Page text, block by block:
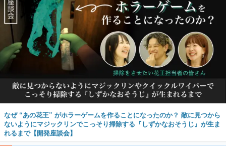
なぜ “あの花王” がホラーゲームを作ることになったのか？ 敵に見つから
ないようにマジックリンでこっそり掃除する『しずかなおそうじ』が生ま
れるまで【開発座談会】